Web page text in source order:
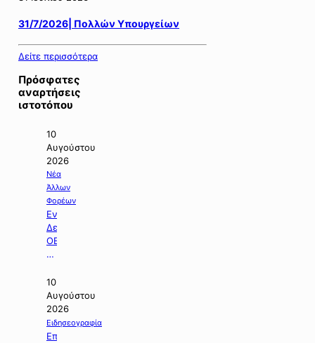
31/7/2026| Πολλών Υπουργείων
Δείτε περισσότερα
Πρόσφατες
αναρτήσεις
ιστοτόπου
10
Αυγούστου
2026
Νέα
Άλλων
Φορέων
Ενημερωτικό
Δελτίο
ΟΕΥ
Τιφλίδας
τον
μήνα
Ιούνιο
2026.
10
Αυγούστου
2026
Ειδησεογραφία
Επιλογή